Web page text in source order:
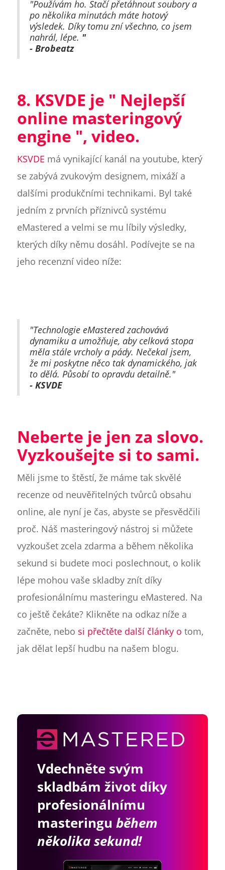
"Používám ho. Stačí přetáhnout soubory a
po několika minutách máte hotový
výsledek. Díky tomu zní všechno, co jsem
nahrál, lépe. "
- Brobeatz
8. KSVDE je " Nejlepší
online masteringový
engine ", video.
KSVDE má vynikající kanál na youtube, který
se zabývá zvukovým designem, mixáží a
dalšími produkčními technikami. Byl také
jedním z prvních příznivců systému
eMastered a velmi se mu líbily výsledky,
kterých díky němu dosáhl. Podívejte se na
jeho recenzní video níže:
"Technologie eMastered zachovává
dynamiku a umožňuje, aby celková stopa
měla stále vrcholy a pády. Nečekal jsem,
že mi poskytne něco tak dynamického, jak
to dělá. Působí to opravdu detailně."
- KSVDE
Neberte je jen za slovo.
Vyzkoušejte si to sami.
Měli jsme to štěstí, že máme tak skvělé
recenze od neuvěřitelných tvůrců obsahu
online, ale nyní je čas, abyste se přesvědčili
proč. Náš masteringový nástroj si můžete
vyzkoušet zcela zdarma a během několika
sekund si budete moci poslechnout, o kolik
lépe mohou vaše skladby znít díky
profesionálnímu masteringu eMastered. Na
co ještě čekáte? Klikněte na odkaz níže a
začněte, nebo si přečtěte další články o tom,
jak dělat lepší hudbu na našem blogu.
Vdechněte svým
skladbám život díky
profesionálnímu
masteringu během
několika sekund!